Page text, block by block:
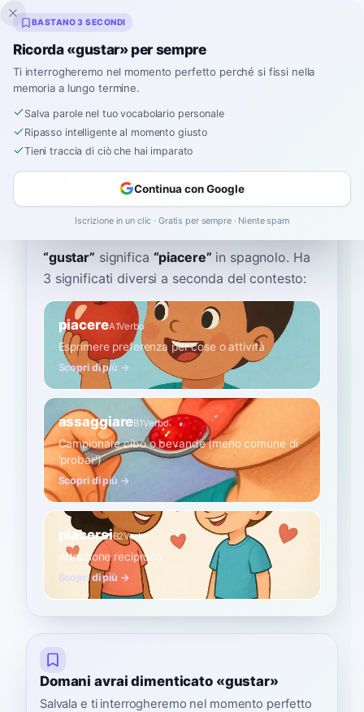
Inklingo
Home›Spagnolo›Dizionario›gustar
gustar
goos-TAR ɡusˈtaɾ
“gustar” significa “piacere” in spagnolo. Ha
3 significati diversi a seconda del contesto:
piacereA1Verbo
Esprimere preferenza per cose o attività
Scopri di più →
assaggiareB1Verbo
Campionare cibo o bevande (meno comune di
'probar')
Scopri di più →
piacersiB2Verbo
Attrazione reciproca
Scopri di più →
Domani avrai dimenticato «gustar»
Salvala e ti interrogheremo nel momento perfetto
BASTANO 3 SECONDI
Ricorda «gustar» per sempre
Ti interrogheremo nel momento perfetto perché si fissi nella
memoria a lungo termine.
Salva parole nel tuo vocabolario personale
Ripasso intelligente al momento giusto
Tieni traccia di ciò che hai imparato
Continua con Google
Iscrizione in un clic · Gratis per sempre · Niente spam